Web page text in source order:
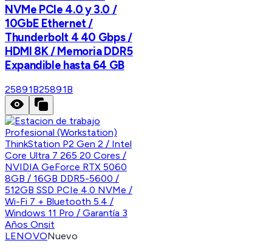
NVMe PCIe 4.0 y 3.0 /
10GbE Ethernet /
Thunderbolt 4 40 Gbps /
HDMI 8K / Memoria DDR5
Expandible hasta 64 GB
25891B25891B
LENOVONuevo